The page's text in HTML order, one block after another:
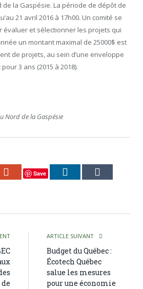
de la Gaspésie. La période de dépôt de
21 avril 2016 à 17h00. Un comité se
évaluer et sélectionner les projets qui
un montant maximal de 25000$ est
de projets, au sein d’une enveloppe
3 ans (2015 à 2018).
Nord de la Gaspésie
Google+
Save LinkedIn
ARTICLE SUIVANT
Budget du Québec :
Écotech Québec
salue les mesures
pour une économie